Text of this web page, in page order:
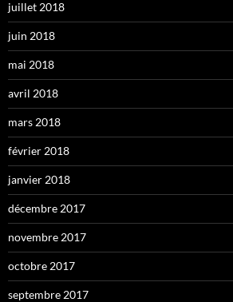
juillet 2018
juin 2018
mai 2018
avril 2018
mars 2018
février 2018
janvier 2018
décembre 2017
novembre 2017
octobre 2017
septembre 2017